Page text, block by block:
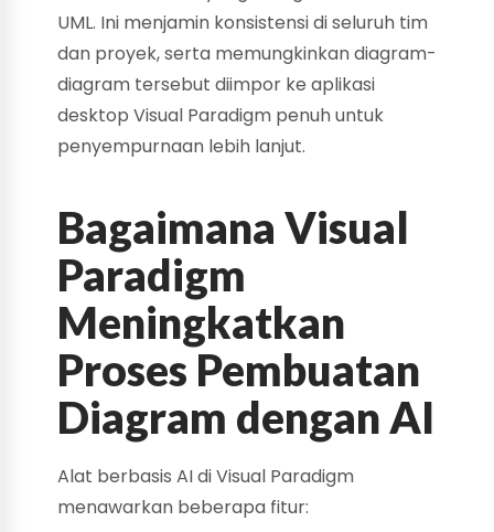
UML. Ini menjamin konsistensi di seluruh tim
dan proyek, serta memungkinkan diagram-
diagram tersebut diimpor ke aplikasi
desktop Visual Paradigm penuh untuk
penyempurnaan lebih lanjut.
Bagaimana Visual
Paradigm
Meningkatkan
Proses Pembuatan
Diagram dengan AI
Alat berbasis AI di Visual Paradigm
menawarkan beberapa fitur: